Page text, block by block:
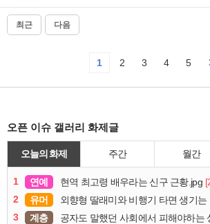
최근 다음
1 2 3 4 5
오픈 이슈 갤러리 화제글
오늘의 화제 주간 월간
1 연예 현역 최고령 배우라는 신구 근황.jpg
2
유머 외향형 딸래미와 비행기 타면 생기는
3
계층 공자도 말했던 사회에서 피해야하는